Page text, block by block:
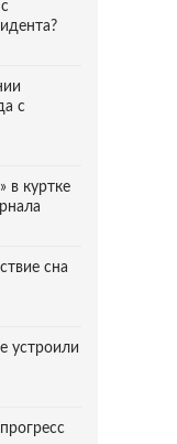
с
в куртке
сна
устроили